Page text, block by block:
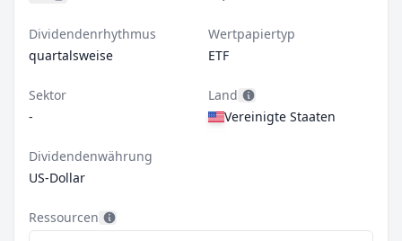
Dividendenrhythmus
quartalsweise
Wertpapiertyp
ETF
Sektor
-
Land
Vereinigte Staaten
Dividendenwährung
US-Dollar
Ressourcen